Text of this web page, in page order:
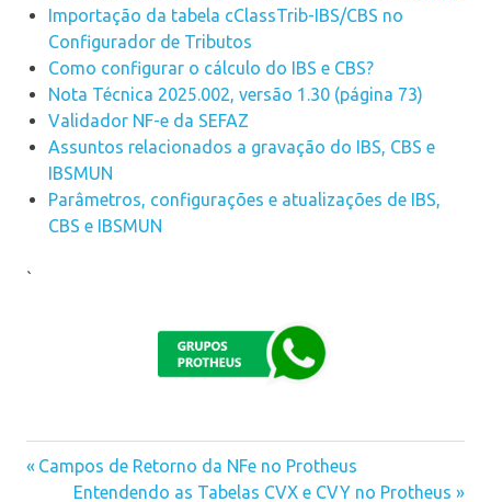
Importação da tabela cClassTrib-IBS/CBS no
Configurador de Tributos
Como configurar o cálculo do IBS e CBS?
Nota Técnica 2025.002, versão 1.30 (página 73)
Validador NF-e da SEFAZ
Assuntos relacionados a gravação do IBS, CBS e
IBSMUN
Parâmetros, configurações e atualizações de IBS,
CBS e IBSMUN
`
Navegação
Previous
Post:
Campos de Retorno da NFe no Protheus
Next
Entendendo as Tabelas CVX e CVY no Protheus